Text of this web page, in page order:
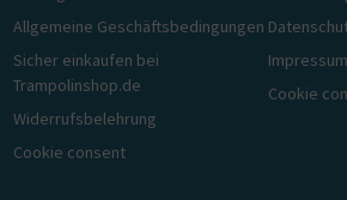
Allgemeine Geschäftsbedingungen
Sicher einkaufen bei
Trampolinshop.de
Widerrufsbelehrung
Cookie consent
Impressum
Cookie